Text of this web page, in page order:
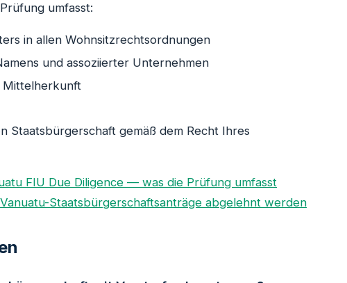
umfasst:
in allen Wohnsitzrechtsordnungen
und assoziierter Unternehmen
Staatsbürgerschaft gemäß dem Recht Ihres
FIU Due Diligence — was die Prüfung umfasst
Staatsbürgerschaftsanträge abgelehnt werden